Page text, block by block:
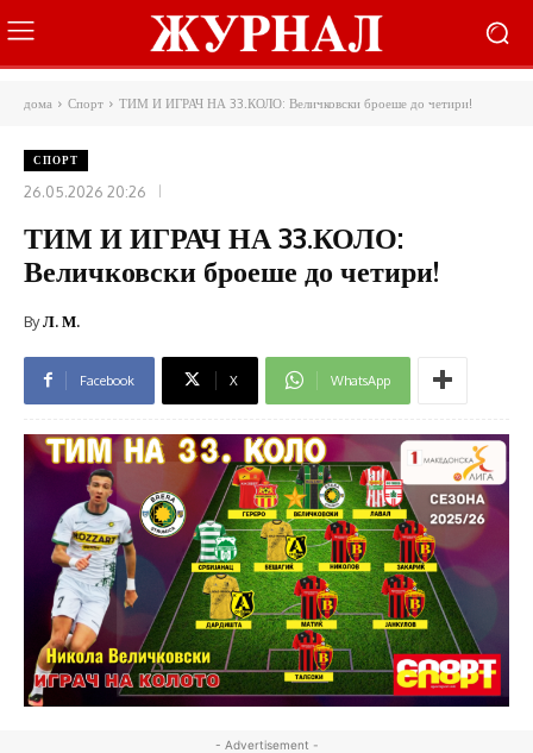
дома Спорт ТИМ И ИГРАЧ НА 33.КОЛО: Величковски броеше до четири!
СПОРТ
26.05.2026 20:26
ТИМ И ИГРАЧ НА 33.КОЛО:
Величковски броеше до четири!
ByЛ. М.
Facebook X WhatsApp
- Advertisement -